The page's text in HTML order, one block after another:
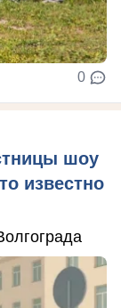
0
шоу
известно